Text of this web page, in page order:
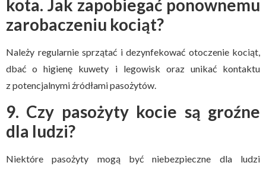
kota. Jak zapobiegać ponownemu
zarobaczeniu kociąt?
Należy regularnie sprzątać i dezynfekować otoczenie kociąt,
dbać o higienę kuwety i legowisk oraz unikać kontaktu
z potencjalnymi źródłami pasożytów.
9. Czy pasożyty kocie są groźne
dla ludzi?
Niektóre pasożyty mogą być niebezpieczne dla ludzi